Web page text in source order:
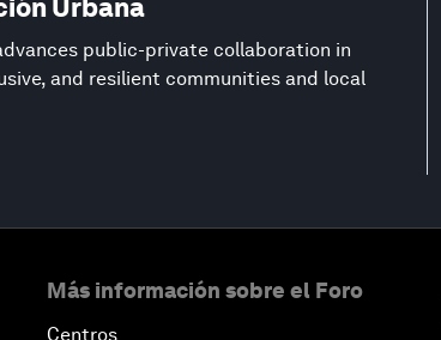
Urbana
public-private collaboration in
and resilient communities and local
Más información sobre el Foro
Centros